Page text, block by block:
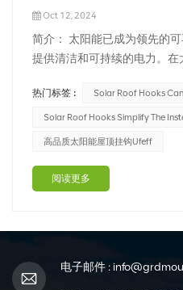
Oct 12, 2024
简介： 太阳能已成为领先的
提供清洁和可持续的电力。
关重要的作用。太阳能屋顶挂
成功的太阳能安装提供了一
将探讨太阳能屋顶挂钩的主要
热门标签 : Solar Roof Hooks
Solar Roof Hooks Simplify The
高品质太阳能屋顶挂钩ufeff
阅读更多
电子邮件 :